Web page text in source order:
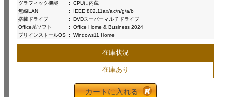
グラフィック機能
:
CPUに内蔵
無線LAN
:
IEEE 802.11ax/ac/n/g/a/b
搭載ドライブ
:
DVDスーパーマルチドライブ
Office系ソフト
:
Office Home & Business 2024
プリインストールOS : Windows11 Home
在庫状況
在庫あり
カートに入れる